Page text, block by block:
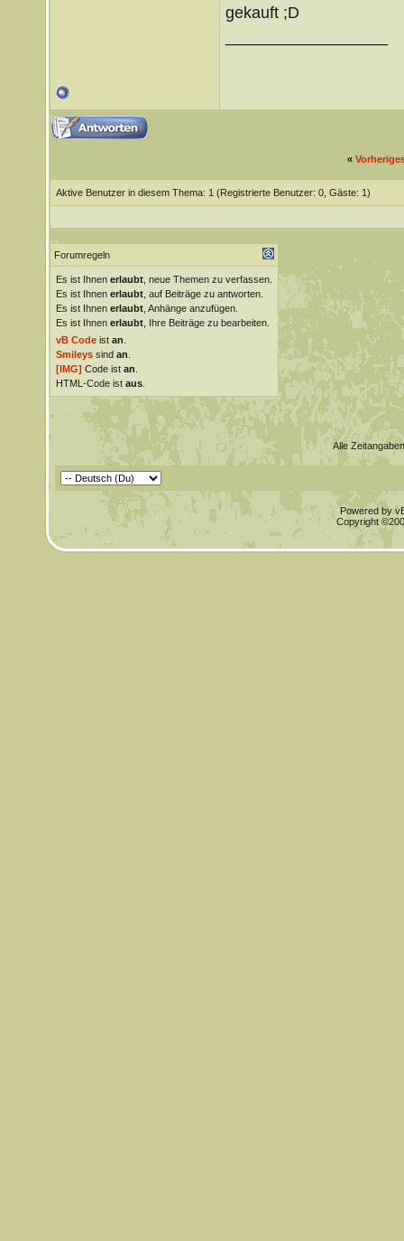
gekauft ;D
«
Aktive Benutzer in diesem Thema: 1 (Registrierte Benutzer: 0, Gäste: 1)
Forumregeln
Es ist Ihnen erlaubt, neue Themen zu verfassen.
Es ist Ihnen erlaubt, auf Beiträge zu antworten.
Es ist Ihnen erlaubt, Anhänge anzufügen.
Es ist Ihnen erlaubt, Ihre Beiträge zu bearbeiten.
vB Codeist an
Smileyssind an
[IMG] Code ist an
HTML-Code ist aus.
Alle
Powered by
Copyright